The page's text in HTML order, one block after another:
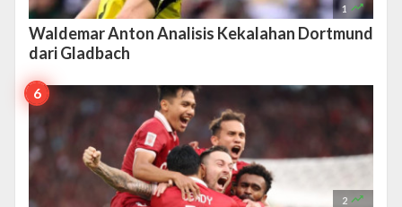
1 
Waldemar Anton Analisis Kekalahan Dortmund
dari Gladbach
2 